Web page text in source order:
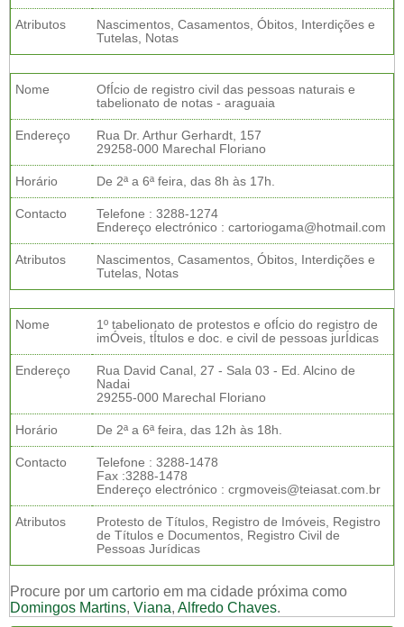
Atributos
Nascimentos, Casamentos, Óbitos, Interdições e
Tutelas, Notas
Nome
OfÍcio de registro civil das pessoas naturais e
tabelionato de notas - araguaia
Endereço
Rua Dr. Arthur Gerhardt, 157
29258-000 Marechal Floriano
Horário De 2ª a 6ª feira, das 8h às 17h.
Contacto
Telefone : 3288-1274
Endereço electrónico : cartoriogama@hotmail.com
Atributos
Nascimentos, Casamentos, Óbitos, Interdições e
Tutelas, Notas
Nome
1º tabelionato de protestos e ofÍcio do registro de
imÓveis, tÍtulos e doc. e civil de pessoas jurÍdicas
Endereço
Rua David Canal, 27 - Sala 03 - Ed. Alcino de
Nadai
29255-000 Marechal Floriano
Horário De 2ª a 6ª feira, das 12h às 18h.
Contacto
Telefone : 3288-1478
Fax :3288-1478
Endereço electrónico : crgmoveis@teiasat.com.br
Atributos
Protesto de Títulos, Registro de Imóveis, Registro
de Títulos e Documentos, Registro Civil de
Pessoas Jurídicas
Procure por um cartorio em ma cidade próxima como
Domingos Martins, Viana, Alfredo Chaves.